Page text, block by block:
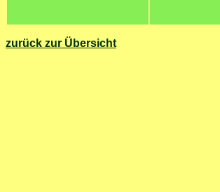
zurück zur Übersicht